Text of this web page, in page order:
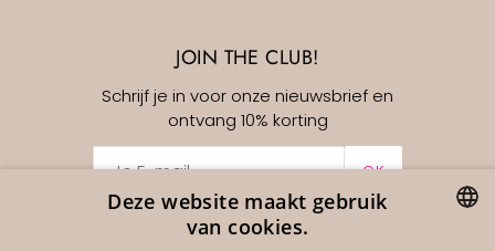
JOIN THE CLUB!
Schrijf je in voor onze nieuwsbrief en
ontvang 10% korting
OK
Deze website maakt gebruik
van cookies.